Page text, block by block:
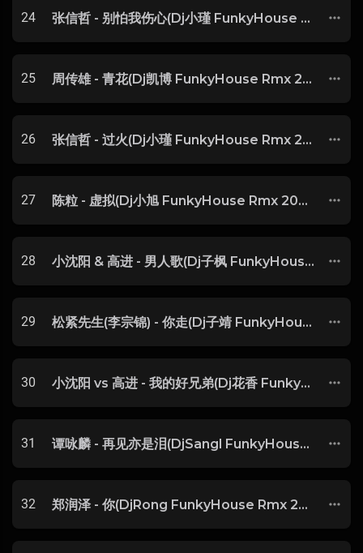
24 张信哲 - 别怕我伤心(Dj小瑾 FunkyHouse Rmx 2025) -
25 周传雄 - 青花(Dj凯博 FunkyHouse Rmx 2025) -
26 张信哲 - 过火(Dj小瑾 FunkyHouse Rmx 2025) -
27 陈粒 - 虚拟(Dj小旭 FunkyHouse Rmx 2025) -
28 小沈阳 & 高进 - 男人歌(Dj子枫 FunkyHouse Rmx 2025)
29 松紧先生(李宗锦) - 你走(Dj子靖 FunkyHouse Rmx 2025) -
30 小沈阳 vs 高进 - 我的好兄弟(Dj花香 FunkyHouse Rmx 2025) -
31 谭咏麟 - 再见亦是泪(DjSangl FunkyHouse Rmx 2025 粤语) -
32 郑润泽 - 你(DjRong FunkyHouse Rmx 2025) -